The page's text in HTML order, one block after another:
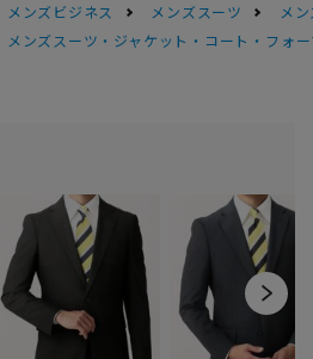
メンズビジネス メンズスーツ
メ
メンズスーツ・ジャケット・コート・フォ